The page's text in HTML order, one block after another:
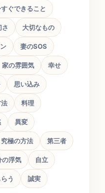
ぐできること
さ 大切なもの
妻のSOS
家の雰囲気 幸せ
思い込み
料理
異変
究極の方法 第三者
の浮気 自立
う 誠実